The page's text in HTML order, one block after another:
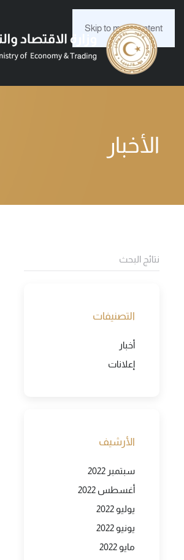
Skip to main content
الأخبار
التصنيفات
أخبار
إعلانات
الأرشيف
سبتمبر 2022
أغسطس 2022
يوليو 2022
يونيو 2022
مايو 2022